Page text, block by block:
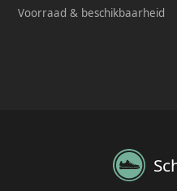
Voorraad & beschikbaarheid